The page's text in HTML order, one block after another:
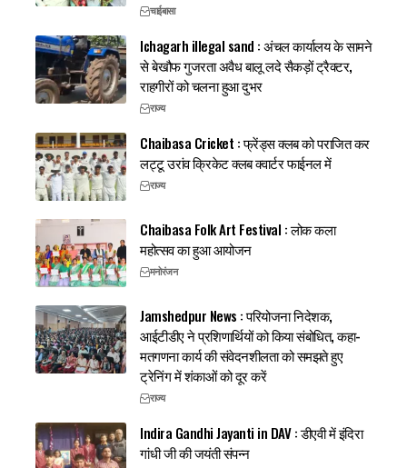
चाईबासा
Ichagarh illegal sand : अंचल कार्यालय के सामने
से बेखौफ गुजरता अवैध बालू लदे सैकड़ों ट्रैक्टर,
राहगीरों को चलना हुआ दुभर
राज्य
Chaibasa Cricket : फ्रेंड्स क्लब को पराजित कर
लट्टू उरांव क्रिकेट क्लब क्वार्टर फाईनल में
राज्य
Chaibasa Folk Art Festival : लोक कला
महोत्सव का हुआ आयोजन
मनोरंजन
Jamshedpur News : परियोजना निदेशक,
आईटीडीए ने प्रशिणार्थियों को किया संबोधित, कहा-
मतगणना कार्य की संवेदनशीलता को समझते हुए
ट्रेनिंग में शंकाओं को दूर करें
राज्य
Indira Gandhi Jayanti in DAV : डीएवी में इंदिरा
गांधी जी की जयंती संपन्न